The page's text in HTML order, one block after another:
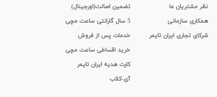
نظر مشتریان ما
همکاری سازمانی
شرکای تجاری ایران تایمر
تضمین اصالت(اورجینال)
5 سال گارانتی ساعت مچی
خدمات پس از فروش
خرید اقساطی ساعت مچی
کارت هدیه ایران تایمر
آی-کلاب